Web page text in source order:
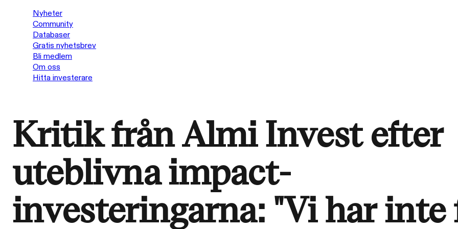
Nyheter
Community
Databaser
Gratis nyhetsbrev
Bli medlem
Om oss
Hitta investerare
Kritik från Almi Invest efter
uteblivna impact-
investeringarna: "Vi har